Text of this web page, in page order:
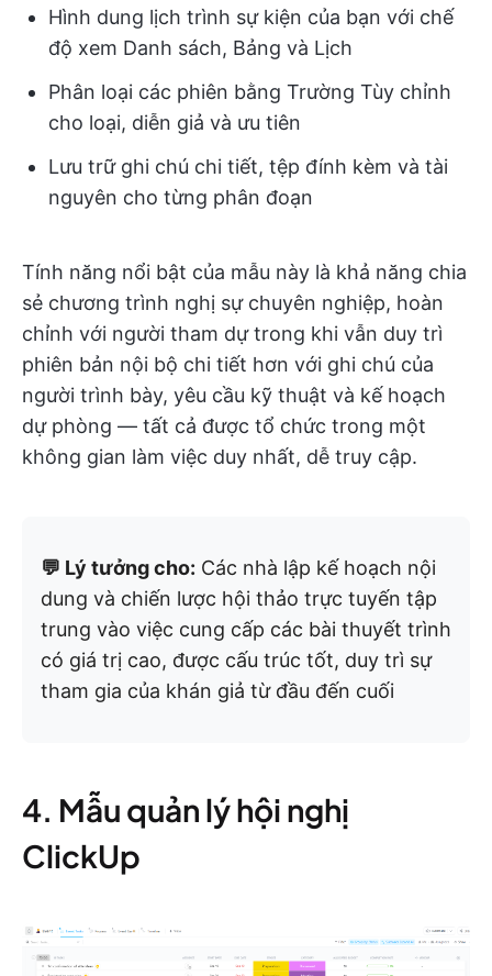
Hình dung lịch trình sự kiện của bạn với chế
độ xem Danh sách, Bảng và Lịch
Phân loại các phiên bằng Trường Tùy chỉnh
cho loại, diễn giả và ưu tiên
Lưu trữ ghi chú chi tiết, tệp đính kèm và tài
nguyên cho từng phân đoạn
Tính năng nổi bật của mẫu này là khả năng chia
sẻ chương trình nghị sự chuyên nghiệp, hoàn
chỉnh với người tham dự trong khi vẫn duy trì
phiên bản nội bộ chi tiết hơn với ghi chú của
người trình bày, yêu cầu kỹ thuật và kế hoạch
dự phòng — tất cả được tổ chức trong một
không gian làm việc duy nhất, dễ truy cập.
💬 Lý tưởng cho: Các nhà lập kế hoạch nội
dung và chiến lược hội thảo trực tuyến tập
trung vào việc cung cấp các bài thuyết trình
có giá trị cao, được cấu trúc tốt, duy trì sự
tham gia của khán giả từ đầu đến cuối
4. Mẫu quản lý hội nghị
ClickUp